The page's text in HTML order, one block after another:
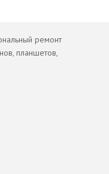
ремонт
планшетов,